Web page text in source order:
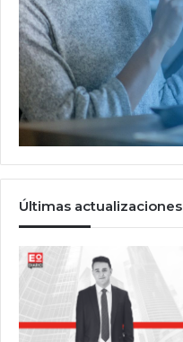
Últimas actualizaciones